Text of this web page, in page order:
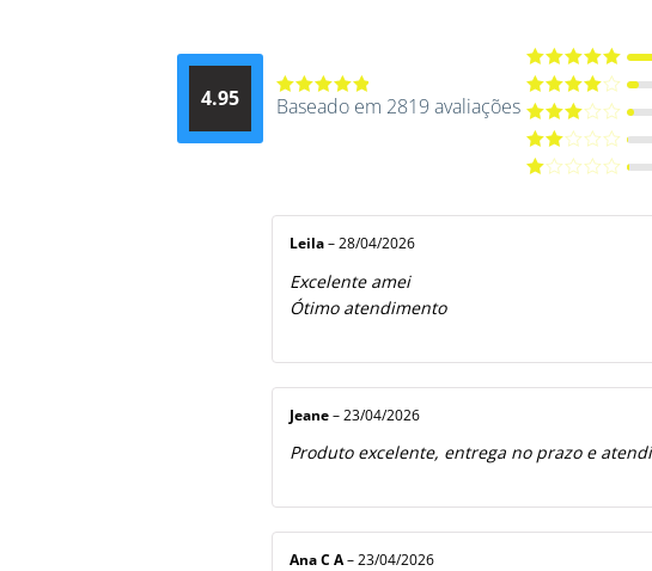
4.95
Avaliação
Baseado em 2819 avaliações
Avaliação5
Avaliação
Avaliação
Avaliação
Leila – 28/04/2026
Excelente amei
Ótimo atendimento
Jeane – 23/04/2026
Produto excelente, entrega no prazo e
Ana C A– 23/04/2026